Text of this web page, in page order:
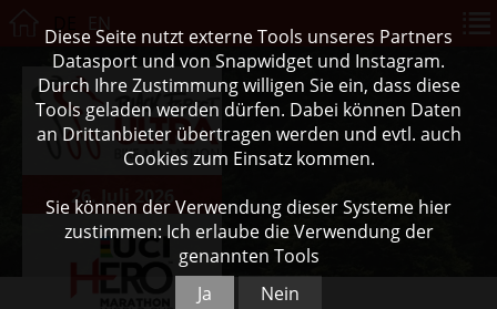
26. Juli 2026
Diese Seite nutzt externe Tools unseres Partners
Datasport und von Snapwidget und Instagram.
Durch Ihre Zustimmung willigen Sie ein, dass diese
Tools geladen werden dürfen. Dabei können Daten
an Drittanbieter übertragen werden und evtl. auch
Cookies zum Einsatz kommen.
Sie können der Verwendung dieser Systeme hier
zustimmen: Ich erlaube die Verwendung der
genannten Tools
Ja
Nein